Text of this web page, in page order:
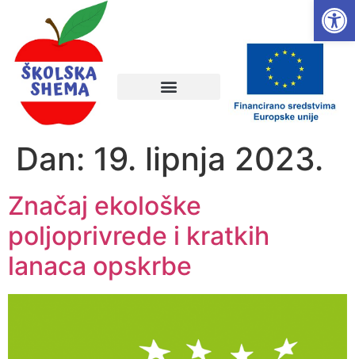
Dan: 19. lipnja 2023.
Značaj ekološke
poljoprivrede i kratkih
lanaca opskrbe